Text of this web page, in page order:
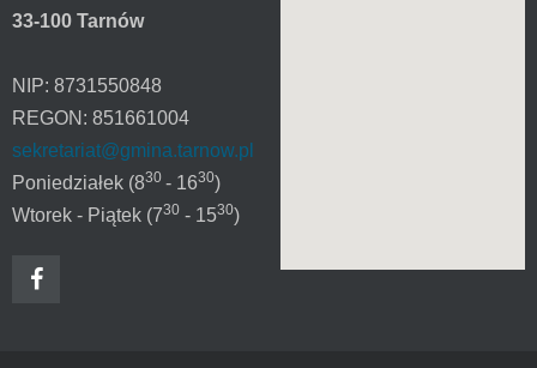
33-100 Tarnów
NIP: 8731550848
REGON: 851661004
sekretariat@gmina.tarnow.pl
Poniedziałek (830 - 1630)
Wtorek - Piątek (730 - 1530)